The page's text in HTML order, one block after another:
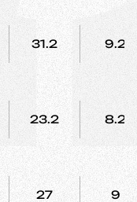
31.2 9.2
23.2 8.2
27 9